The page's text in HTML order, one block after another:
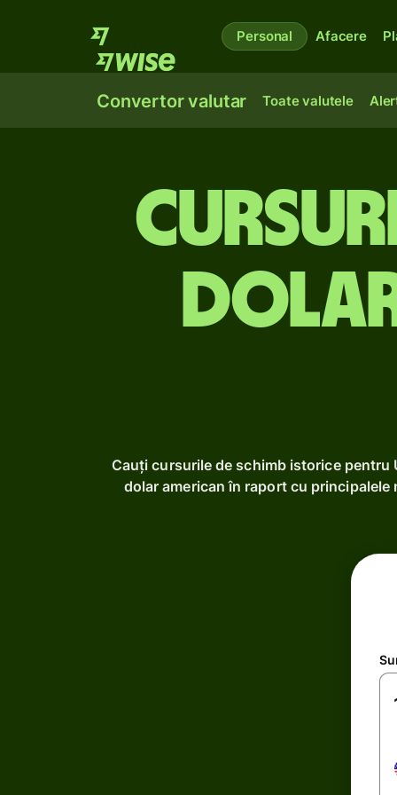
Personal Afacere
Convertor valutar Toate valutele
Cauți cursurile de schimb istorice
dolar american în raport cu